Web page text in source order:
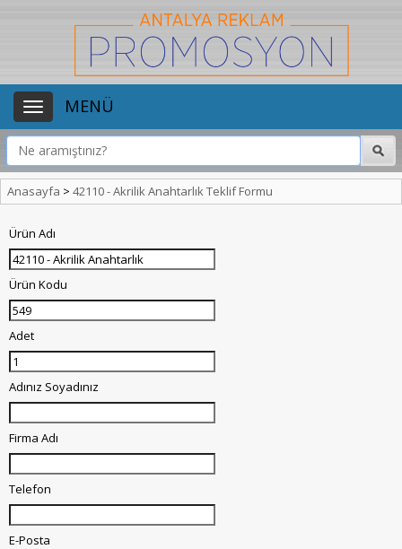
MENÜ
Anasayfa > 42110 - Akrilik Anahtarlık Teklif Formu
Ürün Adı
Ürün Kodu
Adet
Adınız Soyadınız
Firma Adı
Telefon
E-Posta